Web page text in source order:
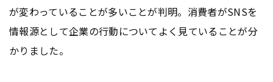
が変わっていることが多いことが判明。消費者がSNSを
情報源として企業の行動についてよく見ていることが分
かりました。